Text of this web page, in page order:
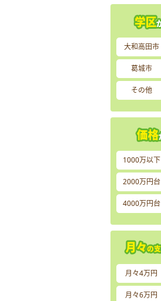
大和高田市
葛城市
その他
1000万以下
2000万円台
4000万円台
月々4万円
月々6万円